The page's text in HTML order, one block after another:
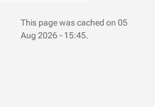
This page was cached on 05
Aug 2026 - 15:45.